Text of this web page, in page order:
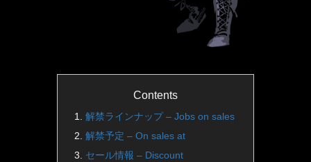
Contents
解禁ラインナップ – Jobs on sales
解禁予定 – On sales at
セール情報 – Discount